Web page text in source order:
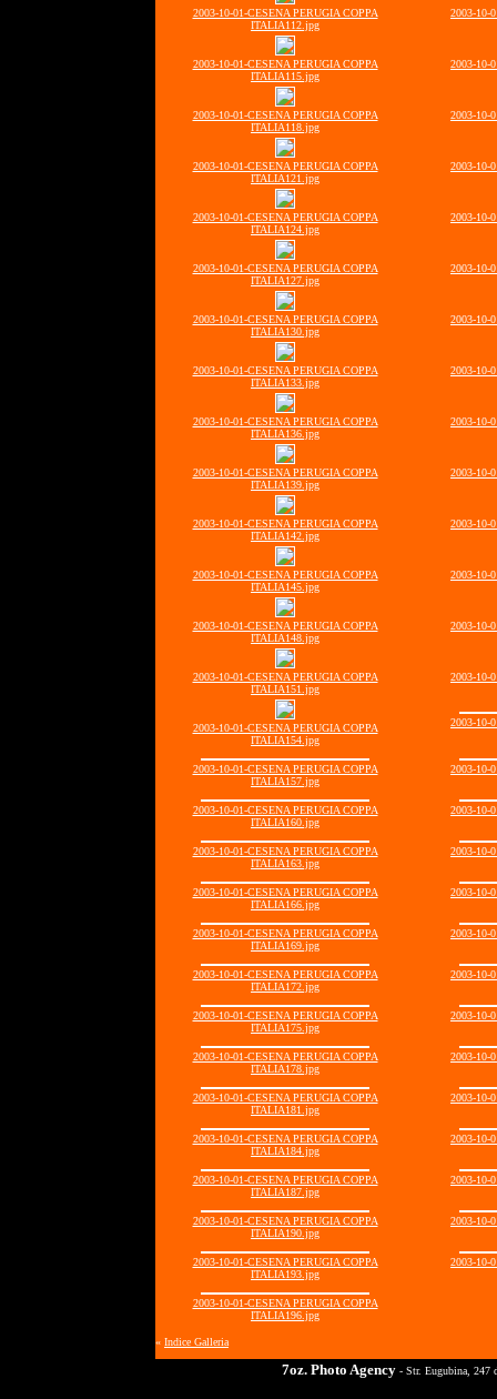
2003-10-01-CESENA PERUGIA COPPA
ITALIA112.jpg
2003-10-
2003-10-01-CESENA PERUGIA COPPA
ITALIA115.jpg
2003-10-
2003-10-01-CESENA PERUGIA COPPA
ITALIA118.jpg
2003-10-
2003-10-01-CESENA PERUGIA COPPA
ITALIA121.jpg
2003-10-
2003-10-01-CESENA PERUGIA COPPA
ITALIA124.jpg
2003-10-
2003-10-01-CESENA PERUGIA COPPA
ITALIA127.jpg
2003-10-
2003-10-01-CESENA PERUGIA COPPA
ITALIA130.jpg
2003-10-
2003-10-01-CESENA PERUGIA COPPA
ITALIA133.jpg
2003-10-
2003-10-01-CESENA PERUGIA COPPA
ITALIA136.jpg
2003-10-
2003-10-01-CESENA PERUGIA COPPA
ITALIA139.jpg
2003-10-
2003-10-01-CESENA PERUGIA COPPA
ITALIA142.jpg
2003-10-
2003-10-01-CESENA PERUGIA COPPA
ITALIA145.jpg
2003-10-
2003-10-01-CESENA PERUGIA COPPA
ITALIA148.jpg
2003-10-
2003-10-01-CESENA PERUGIA COPPA
ITALIA151.jpg
2003-10-
2003-10-01-CESENA PERUGIA COPPA
ITALIA154.jpg
2003-10-
2003-10-01-CESENA PERUGIA COPPA
ITALIA157.jpg
2003-10-
2003-10-01-CESENA PERUGIA COPPA
ITALIA160.jpg
2003-10-
2003-10-01-CESENA PERUGIA COPPA
ITALIA163.jpg
2003-10-
2003-10-01-CESENA PERUGIA COPPA
ITALIA166.jpg
2003-10-
2003-10-01-CESENA PERUGIA COPPA
ITALIA169.jpg
2003-10-
2003-10-01-CESENA PERUGIA COPPA
ITALIA172.jpg
2003-10-
2003-10-01-CESENA PERUGIA COPPA
ITALIA175.jpg
2003-10-
2003-10-01-CESENA PERUGIA COPPA
ITALIA178.jpg
2003-10-
2003-10-01-CESENA PERUGIA COPPA
ITALIA181.jpg
2003-10-
2003-10-01-CESENA PERUGIA COPPA
ITALIA184.jpg
2003-10-
2003-10-01-CESENA PERUGIA COPPA
ITALIA187.jpg
2003-10-
2003-10-01-CESENA PERUGIA COPPA
ITALIA190.jpg
2003-10-
2003-10-01-CESENA PERUGIA COPPA
ITALIA193.jpg
2003-10-
2003-10-01-CESENA PERUGIA COPPA
ITALIA196.jpg
« Indice Galleria
7oz. Photo Agency - Str. Eugubina, 247